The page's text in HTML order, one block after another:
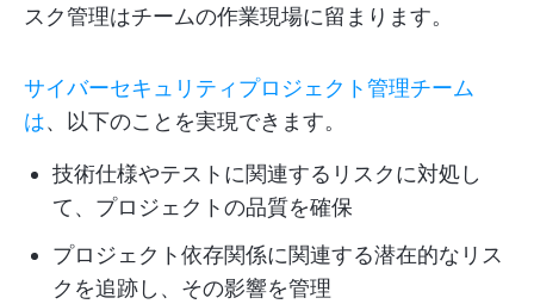
スク管理はチームの作業現場に留まります。
サイバーセキュリティプロジェクト管理チーム
は、以下のことを実現できます。
技術仕様やテストに関連するリスクに対処し
て、プロジェクトの品質を確保
プロジェクト依存関係に関連する潜在的なリス
クを追跡し、その影響を管理